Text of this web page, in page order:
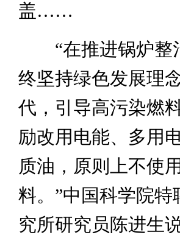
盖……
“在推进锅炉整
终坚持绿色发展理
代，引导高污染燃
励改用电能、多用
质油，原则上不使
料。”中国科学院
究所研究员陈进生说